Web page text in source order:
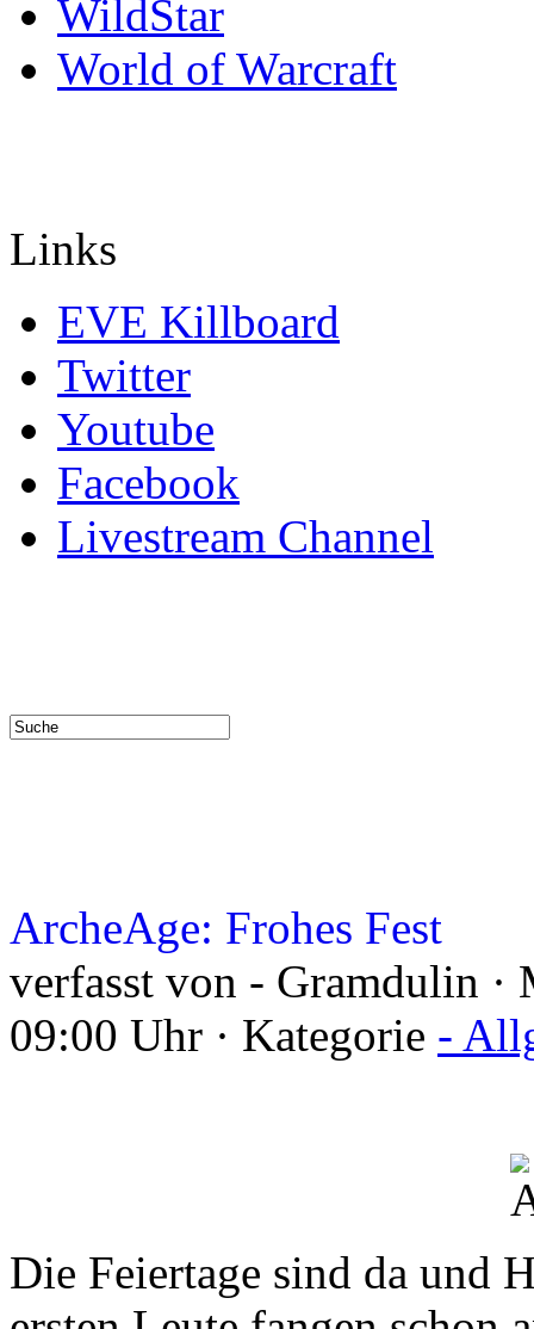
WildStar
World of Warcraft
Links
EVE Killboard
Twitter
Youtube
Facebook
Livestream Channel
ArcheAge: Frohes Fest
verfasst von - Gramdulin ·
09:00 Uhr · Kategorie -
Die Feiertage sind da und